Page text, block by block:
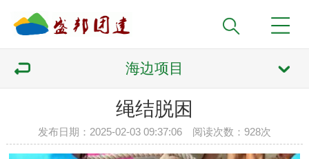
海边项目
绳结脱困
发布日期：2025-02-03 09:37:06 阅读次数： 928次